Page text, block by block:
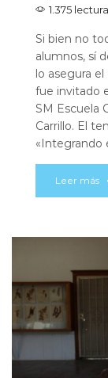
1.375
Si bien no
alumnos, sí
lo asegura
fue invitado
SM Escuela
Carrillo. El
«Integrando
Leer más